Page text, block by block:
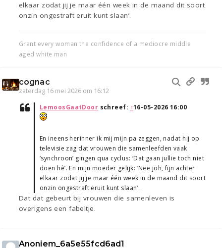
elkaar zodat jij je maar één week in de maand dit soort
onzin ongestraft eruit kunt slaan’.
Grant every woman the confidence of a mediocre middle
aged white man
cognac
zaterdag 16 mei 2026 om 16:12
LemoosGaatDoor schreef: ↑16-05-2026 16:00
En ineens herinner ik mij mijn pa zeggen, nadat hij op
televisie zag dat vrouwen die samenleefden vaak
‘synchroon’ gingen qua cyclus: ‘Dat gaan jullie toch niet
doen hè’. En mijn moeder gelijk: ‘Nee joh, fijn achter
elkaar zodat jij je maar één week in de maand dit soort
onzin ongestraft eruit kunt slaan’.
Dat dat gebeurt bij vrouwen die samenleven is
overigens een fabeltje.
Anoniem_6a5e55fcd6ad1